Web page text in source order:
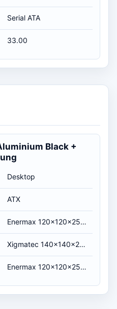
Serial ATA
33.00
Black +
Desktop
ATX
Enermax 120x120x25mm, 15dB(A)
Xigmatec 140x140x25mm, 16dB(A)
Enermax 120x120x25mm, 15dB(A)